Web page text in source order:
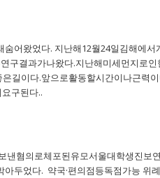
숨어왔었다. 지난해12월24일김해에
구결과가나왔다.지난해미세먼지로
길이다.앞으로활동할시간이나근력
구된다..
혐의로체포된유모서울대학생진보
두었다. 약국·편의점등독점가능 위